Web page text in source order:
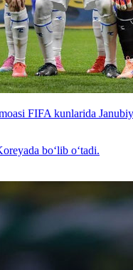
FIFA kunlarida
bo‘lib o‘tadi.